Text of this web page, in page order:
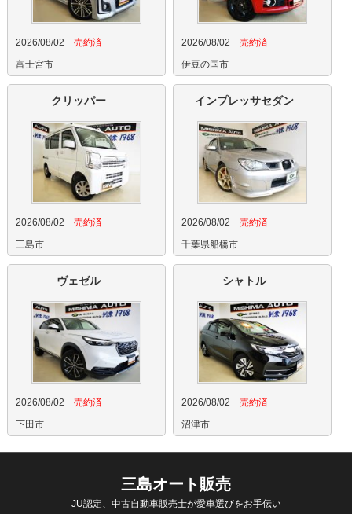
2026/08/02 売約済
富士宮市
2026/08/02 売約済
伊豆の国市
クリッパー
2026/08/02 売約済
三島市
インプレッサセダン
2026/08/02 売約済
千葉県船橋市
ヴェゼル
2026/08/02 売約済
下田市
シャトル
2026/08/02 売約済
沼津市
三島オート販売
JU認定、中古自動車販売士が愛車選びをお手伝い